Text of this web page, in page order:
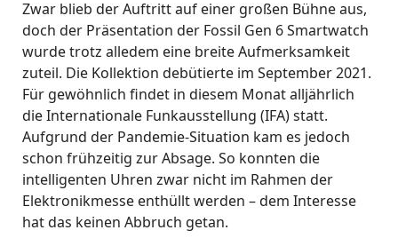
Zwar blieb der Auftritt auf einer großen Bühne aus,
doch der Präsentation der Fossil Gen 6 Smartwatch
wurde trotz alledem eine breite Aufmerksamkeit
zuteil. Die Kollektion debütierte im September 2021.
Für gewöhnlich findet in diesem Monat alljährlich
die Internationale Funkausstellung (IFA) statt.
Aufgrund der Pandemie-Situation kam es jedoch
schon frühzeitig zur Absage. So konnten die
intelligenten Uhren zwar nicht im Rahmen der
Elektronikmesse enthüllt werden – dem Interesse
hat das keinen Abbruch getan.